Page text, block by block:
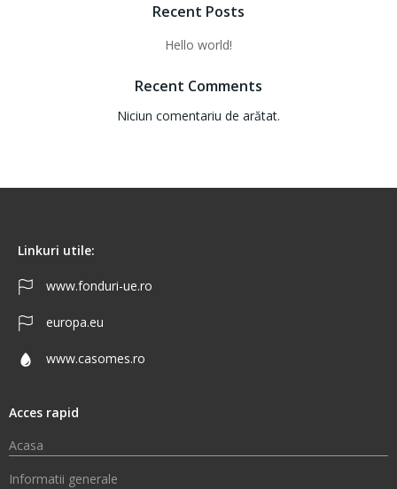
Recent Posts
Hello world!
Recent Comments
Niciun comentariu de arătat.
Linkuri utile:
www.fonduri-ue.ro
europa.eu
www.casomes.ro
Acces rapid
Acasa
Informatii generale